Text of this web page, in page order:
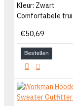
Kleur: Zwart
€50,69
Bestellen